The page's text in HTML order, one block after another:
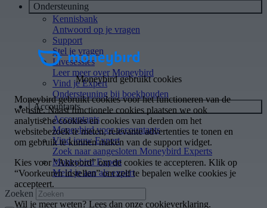
Ondersteuning
Kennisbank
Antwoord op je vragen
Support
Stel je vragen
Livesessies
Leer meer over Moneybird
Vind je Expert
Ondersteuning bij boekhouden
Accountants
Accountants
Moneybird voor accountants
Vind jouw Expert
Zoek naar aangesloten Moneybird Experts
Moneybird Expert
Meld je aan als expert
Zoeken